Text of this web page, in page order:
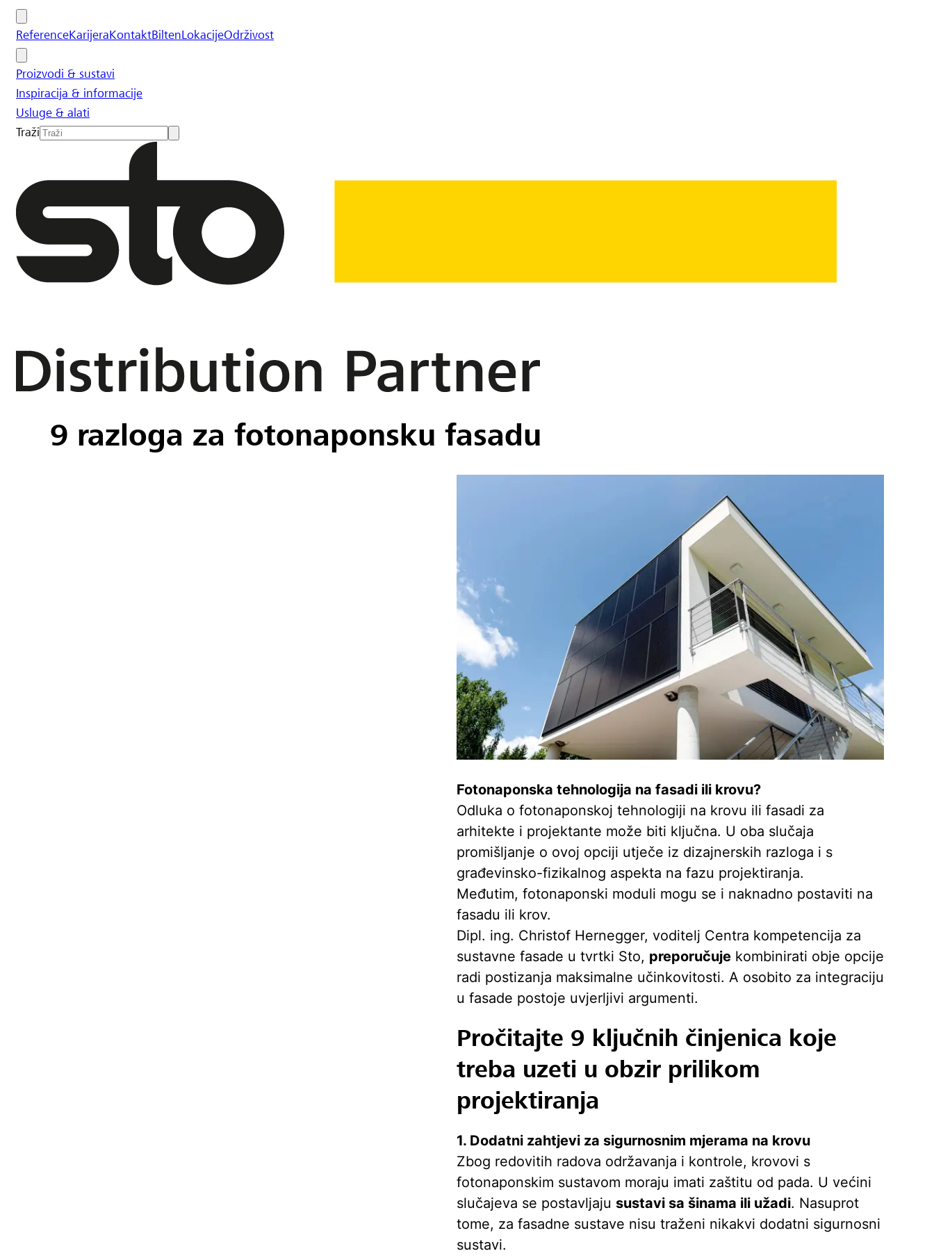
ReferenceKarijeraKontaktBiltenLokacijeOdrživost
Proizvodi & sustavi
Inspiracija & informacije
Usluge & alati
Traži
9 razloga za fotonaponsku fasadu
Fotonaponska tehnologija na fasadi ili krovu?
Odluka o fotonaponskoj tehnologiji na krovu ili fasadi za
arhitekte i projektante može biti ključna. U oba slučaja
promišljanje o ovoj opciji utječe iz dizajnerskih razloga i s
građevinsko-fizikalnog aspekta na fazu projektiranja.
Međutim, fotonaponski moduli mogu se i naknadno postaviti na
fasadu ili krov.
Dipl. ing. Christof Hernegger, voditelj Centra kompetencija za
sustavne fasade u tvrtki Sto, preporučuje kombinirati obje opcije
radi postizanja maksimalne učinkovitosti. A osobito za integraciju
u fasade postoje uvjerljivi argumenti.
Pročitajte 9 ključnih činjenica koje
treba uzeti u obzir prilikom
projektiranja
1. Dodatni zahtjevi za sigurnosnim mjerama na krovu
Zbog redovitih radova održavanja i kontrole, krovovi s
fotonaponskim sustavom moraju imati zaštitu od pada. U većini
slučajeva se postavljaju sustavi sa šinama ili užadi. Nasuprot
tome, za fasadne sustave nisu traženi nikakvi dodatni sigurnosni
sustavi.